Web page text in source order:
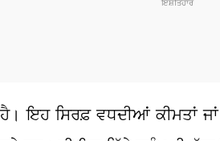
ਇਹ ਸਿਰਫ਼ ਵਧਦੀਆਂ ਕੀਮਤਾਂ